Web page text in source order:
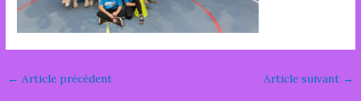
← Article précédent Article suivant →